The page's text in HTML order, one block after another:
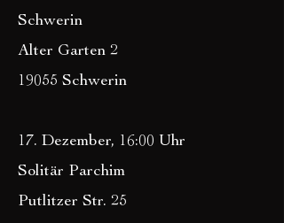
Schwerin
Alter Garten 2
19055 Schwerin
17. Dezember, 16:00 Uhr
Solitär Parchim
Putlitzer Str. 25